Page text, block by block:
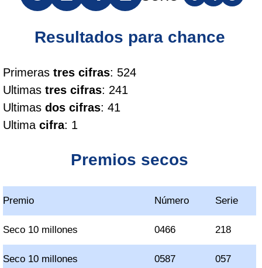
Resultados para chance
Primeras tres cifras: 524
Ultimas tres cifras: 241
Ultimas dos cifras: 41
Ultima cifra: 1
Premios secos
Premio Número Serie
Seco 10 millones 0466 218
Seco 10 millones 0587 057